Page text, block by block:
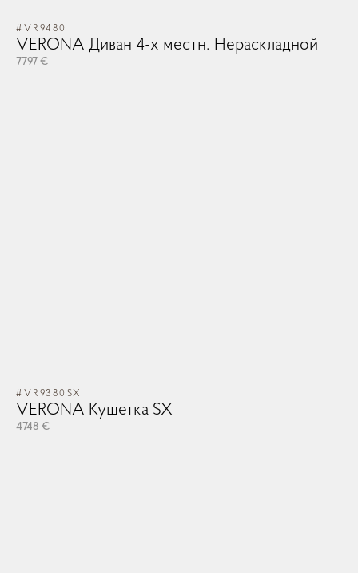
#VR9480
VERONA Диван 4-х местн. Нераскладной
7797 €
#VR9380SX
VERONA Кушетка SX
4748 €